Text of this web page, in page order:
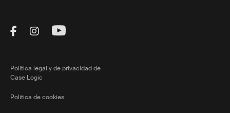
Visit Thule on Facebook (external link)
Visit Thule on Instagram (external link)
Visit Thule on Youtube (external
Política legal y de privacidad de
Case Logic
Política de cookies